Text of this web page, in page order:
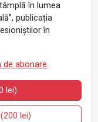
în lumea
publicația
în
abonare.
lei)
lei)